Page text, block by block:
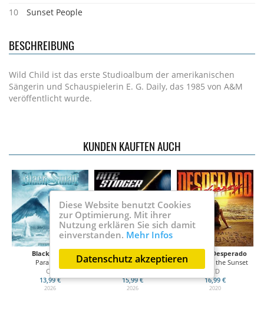
10
Sunset People
BESCHREIBUNG
Wild Child ist das erste Studioalbum der amerikanischen
Sängerin und Schauspielerin E. G. Daily, das 1985 von A&M
veröffentlicht wurde.
KUNDEN KAUFTEN AUCH
Black Swan
Paralyzed
CD
13,99 €
2026
Nite Stinger
What The Nite Is All About
CD
15,99 €
2026
Odyssey Desperado
Don't Miss the Sunset
CD
16,99 €
2020
Diese Website benutzt Cookies
zur Optimierung. Mit ihrer
Nutzung erklären Sie sich damit
einverstanden. Mehr Infos
Datenschutz akzeptieren